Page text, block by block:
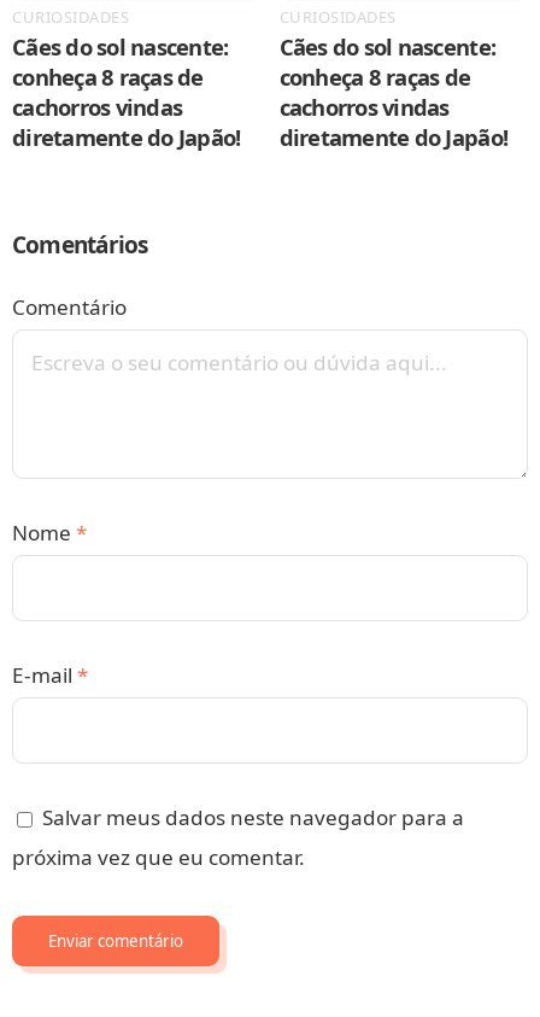
CURIOSIDADES
Cães do sol nascente:
conheça 8 raças de
cachorros vindas
diretamente do Japão!
CURIOSIDADES
Cães do sol nascente:
conheça 8 raças de
cachorros vindas
diretamente do Japão!
Comentários
Comentário
Nome *
E-mail *
Salvar meus dados neste navegador para a
próxima vez que eu comentar.